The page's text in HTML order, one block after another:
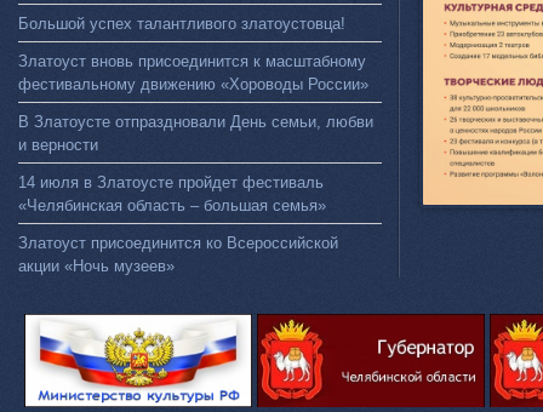
Большой успех талантливого златоустовца!
Златоуст вновь присоединится к масштабному
фестивальному движению «Хороводы России»
В Златоусте отпраздновали День семьи, любви
и верности
14 июля в Златоусте пройдет фестиваль
«Челябинская область – большая семья»
Златоуст присоединится ко Всероссийской
акции «Ночь музеев»